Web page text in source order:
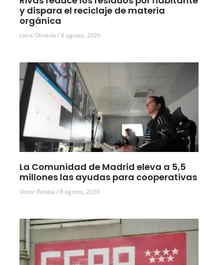
y dispara el reciclaje de materia
orgánica
Leire Olmeda 8 agosto, 2026
La Comunidad de Madrid eleva a 5,5
millones las ayudas para cooperativas
Víctor Reloba 8 agosto, 2026